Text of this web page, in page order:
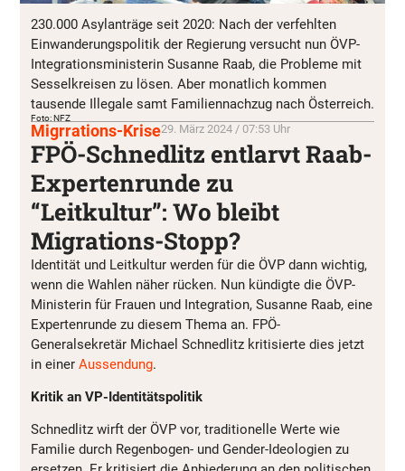
230.000 Asylanträge seit 2020: Nach der verfehlten
Einwanderungspolitik der Regierung versucht nun ÖVP-
Integrationsministerin Susanne Raab, die Probleme mit
Sesselkreisen zu lösen. Aber monatlich kommen
tausende Illegale samt Familiennachzug nach Österreich.
Foto: NFZ
Migrrations-Krise29. März 2024 / 07:53 Uhr
FPÖ-Schnedlitz entlarvt Raab-
Expertenrunde zu
“Leitkultur”: Wo bleibt
Migrations-Stopp?
Identität und Leitkultur werden für die ÖVP dann wichtig,
wenn die Wahlen näher rücken. Nun kündigte die ÖVP-
Ministerin für Frauen und Integration, Susanne Raab, eine
Expertenrunde zu diesem Thema an. FPÖ-
Generalsekretär Michael Schnedlitz kritisierte dies jetzt
in einer Aussendung.
Kritik an VP-Identitätspolitik
Schnedlitz wirft der ÖVP vor, traditionelle Werte wie
Familie durch Regenbogen- und Gender-Ideologien zu